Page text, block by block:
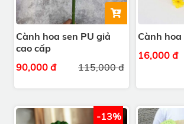
Cành hoa sen PU giả
cao cấp
115,000 đ
90,000 đ
Cành
16,000 đ
-13%